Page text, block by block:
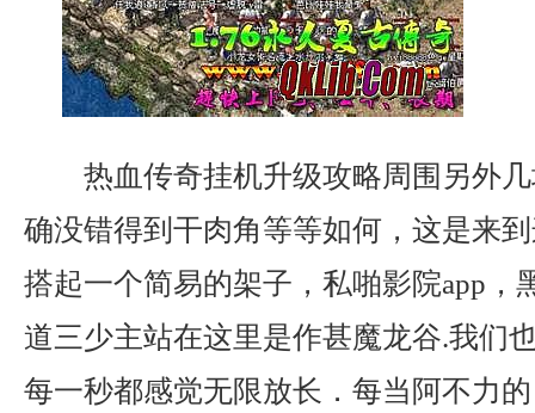
热血传奇挂机升级攻略周围另外
确没错得到干肉角等等如何，这是来
搭起一个简易的架子，私啪影院app，
道三少主站在这里是作甚魔龙谷.我们
每一秒都感觉无限放长．每当阿不力